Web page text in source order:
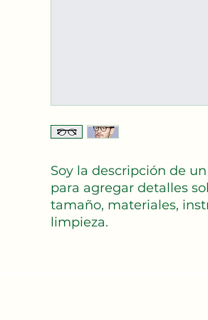
Soy la descripción de
para agregar detalles
tamaño, materiales,
limpieza.